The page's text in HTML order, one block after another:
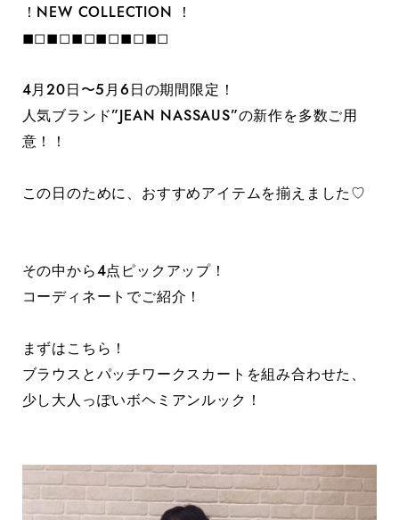
！NEW COLLECTION ！
◼︎◻︎◼︎◻︎◼︎◻︎◼︎◻︎◼︎◻︎◼︎◻︎
4月20日〜5月6日の期間限定！
人気ブランド”JEAN NASSAUS”の新作を多数ご用
意！！
この日のために、おすすめアイテムを揃えました♡
その中から4点ピックアップ！
コーディネートでご紹介！
まずはこちら！
ブラウスとパッチワークスカートを組み合わせた、
少し大人っぽいボヘミアンルック！